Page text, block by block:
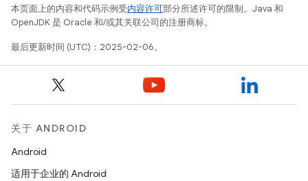
本页面上的内容和代码示例受内容许可部分所述许可的限制。Java 和
OpenJDK 是 Oracle 和/或其关联公司的注册商标。
最后更新时间 (UTC)：2025-02-06。
关于 ANDROID
Android
适用于企业的 Android